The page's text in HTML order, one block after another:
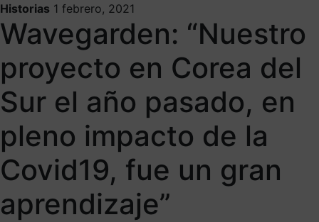
Historias 1 febrero, 2021
Wavegarden: “Nuestro
proyecto en Corea del
Sur el año pasado, en
pleno impacto de la
Covid19, fue un gran
aprendizaje”